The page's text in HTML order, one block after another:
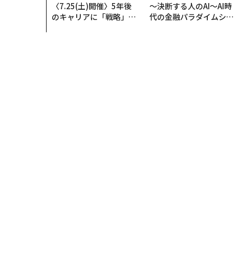
〈7.25(土)開催〉5年後
のキャリアに「戦略」は
〜決断する人のAI〜AI時
代の金融パラダイムシフ